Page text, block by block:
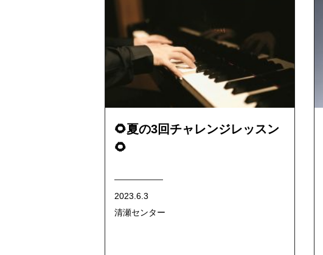
🌻夏の3回チャレンジレッスン
🌻
2023.6.3
清瀬センター